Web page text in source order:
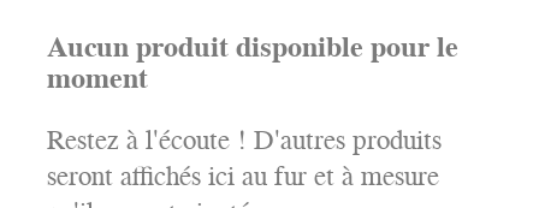
Aucun produit disponible pour le
moment
Restez à l'écoute ! D'autres produits
seront affichés ici au fur et à mesure